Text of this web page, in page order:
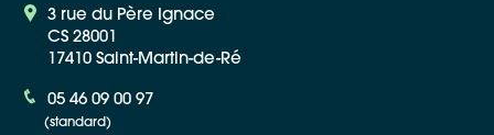
3 rue du Père Ignace
CS 28001
17410 Saint-Martin-de-Ré
05 46 09 00 97
(standard)